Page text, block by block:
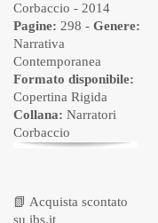
Corbaccio - 2014
Pagine: 298 - Genere:
Narrativa
Contemporanea
Formato disponibile:
Copertina Rigida
Collana: Narratori
Corbaccio
📗 Acquista scontato
su ibs.it